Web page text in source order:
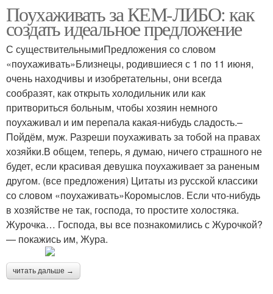
Поухаживать за КЕМ-ЛИБО: как
создать идеальное предложение
С существительнымиПредложения со словом
«поухаживать»Близнецы, родившиеся с 1 по 11 июня,
очень находчивы и изобретательны, они всегда
сообразят, как открыть холодильник или как
притвориться больным, чтобы хозяин немного
поухаживал и им перепала какая-нибудь сладость.–
Пойдём, муж. Разреши поухаживать за тобой на правах
хозяйки.В общем, теперь, я думаю, ничего страшного не
будет, если красивая девушка поухаживает за раненым
другом. (все предложения) Цитаты из русской классики
со словом «поухаживать»Коромыслов. Если что-нибудь
в хозяйстве не так, господа, то простите холостяка.
Журочка… Господа, вы все познакомились с Журочкой?
— покажись им, Жура.
читать дальше →